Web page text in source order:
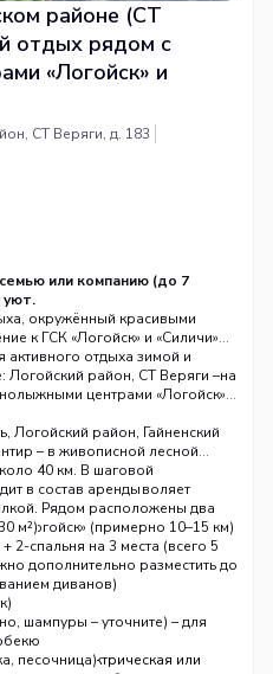
районе (СТ
отдых рядом с
«Логойск» и
СТ Веряги, д. 183
или компанию (до 7
уют.
окружённый красивыми
к ГСК «Логойск» и «Силичи»
активного отдыха зимой и
кто желает провести время на
и спокойствия.
район, СТ Веряги –
центрами «Логойск»,
Логойский район, Гайненский
– в живописной лесной
40 км. В шаговой
или озеро), что позволяет
Рядом расположены два
«Логойск» (примерно 10–15 км)
место для тех, кто хочет
видами спорта в любое
в состав аренды
м²)
2-спальня на 3 места (всего 5
дополнительно разместить до
диванов)
природу
плита (электрическая или
шампуры – уточните) – для
песочница)